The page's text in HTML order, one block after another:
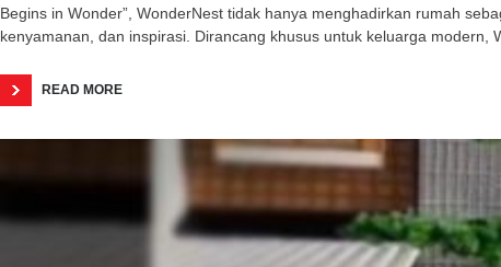
Begins in Wonder”, WonderNest tidak hanya menghadirkan rumah
kenyamanan, dan inspirasi. Dirancang khusus untuk keluarga
READ MORE